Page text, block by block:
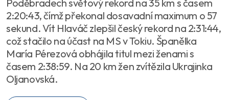
Poděbradech světový rekord na 35 km s časem
2:20:43, čímž překonal dosavadní maximum o 57
sekund. Vít Hlaváč zlepšil český rekord na 2:31:44,
což stačilo na účast na MS v Tokiu. Španělka
María Pérezová obhájila titul mezi ženami s
časem 2:38:59. Na 20 km žen zvítězila Ukrajinka
Oljanovská.